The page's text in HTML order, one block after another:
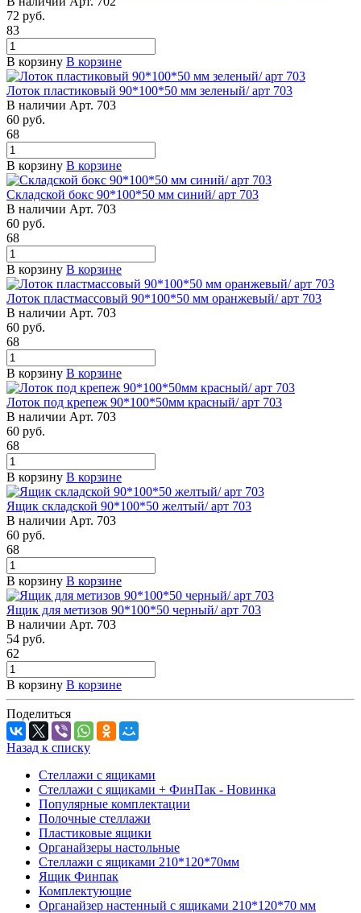
72 руб.
83
В корзину В корзине
Лоток пластиковый 90*100*50 мм зеленый/ арт 703
В наличии Арт. 703
60 руб.
68
В корзину В корзине
Складской бокс 90*100*50 мм синий/ арт 703
В наличии Арт. 703
60 руб.
68
В корзину В корзине
Лоток пластмассовый 90*100*50 мм оранжевый/ арт 703
В наличии Арт. 703
60 руб.
68
В корзину В корзине
Лоток под крепеж 90*100*50мм красный/ арт 703
В наличии Арт. 703
60 руб.
68
В корзину В корзине
Ящик складской 90*100*50 желтый/ арт 703
В наличии Арт. 703
60 руб.
68
В корзину В корзине
Ящик для метизов 90*100*50 черный/ арт 703
В наличии Арт. 703
54 руб.
62
В корзину В корзине
Поделиться
Назад к списку
Стеллажи с ящиками
Стеллажи с ящиками + ФинПак - Новинка
Популярные комплектации
Полочные стеллажи
Пластиковые ящики
Органайзеры настольные
Стеллажи с ящиками 210*120*70мм
Ящик Финпак
Комплектующие
Органайзер настенный с ящиками 210*120*70 мм